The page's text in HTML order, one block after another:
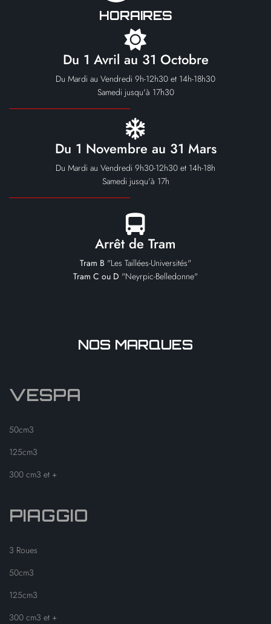
HORAIRES
Du 1 Avril au 31 Octobre
Du Mardi au Vendredi 9h-12h30 et 14h-18h30
Samedi jusqu'à 17h30
Du 1 Novembre au 31 Mars
Du Mardi au Vendredi 9h30-12h30 et 14h-18h
Samedi jusqu'à 17h
Arrêt de Tram
Tram B "Les Taillées-Universités"
Tram C ou D "Neyrpic-Belledonne"
NOS MARQUES
VESPA
50cm3
125cm3
300 cm3 et +
PIAGGIO
3 Roues
50cm3
125cm3
300 cm3 et +